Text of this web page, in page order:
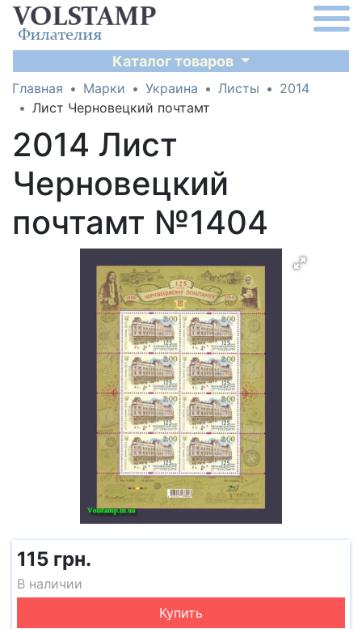
Каталог товаров
Главная Марки Украина Листы
2014
Лист Черновецкий почтамт
2014 Лист
Черновецкий
почтамт №1404
115 грн.
В наличии
Купить